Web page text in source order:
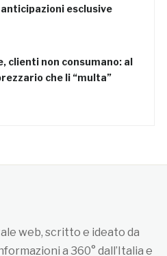
esclusive
clienti non consumano: al
che li “multa”
web, scritto e ideato da
a 360° dall’Italia e